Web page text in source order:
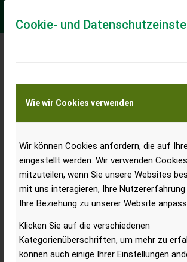
Cookie- und
Wie wir Cookies verwenden
Wir können Cookies anfordern, die auf
eingestellt werden. Wir verwenden
mitzuteilen, wenn Sie unsere Websites
mit uns interagieren, Ihre Nutzererfahrung
Ihre Beziehung zu unserer Website
Klicken Sie auf die verschiedenen
Kategorienüberschriften, um mehr zu
können auch einige Ihrer Einstellungen
Österreich:
setzt sich
Der österreichische Traktorenmarkt bleibt
zugelassen. Gegenüber dem Vorjahresmonat
einem Plus von 9 Maschinen
kumuliert seit Jahresbeginn zeigt die Kurve